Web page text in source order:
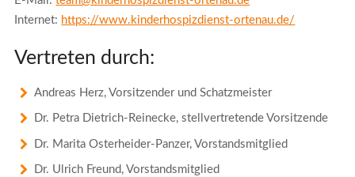
Internet: https://www.kinderhospizdienst-ortenau.de/
Vertreten durch:
Andreas Herz, Vorsitzender und Schatzmeister
Dr. Petra Dietrich-Reinecke, stellvertretende Vorsitzende
Dr. Marita Osterheider-Panzer, Vorstandsmitglied
Dr. Ulrich Freund, Vorstandsmitglied